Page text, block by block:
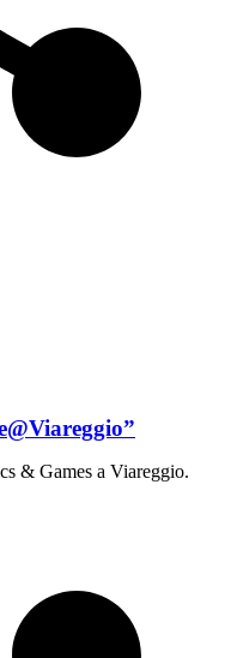
& Games a Viareggio.